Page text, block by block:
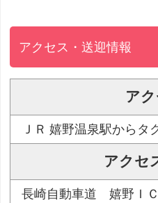
アクセス・送迎情報
ア
ＪＲ 嬉野温泉駅からタ
アクセ
長崎自動車道 嬉野ＩＣ